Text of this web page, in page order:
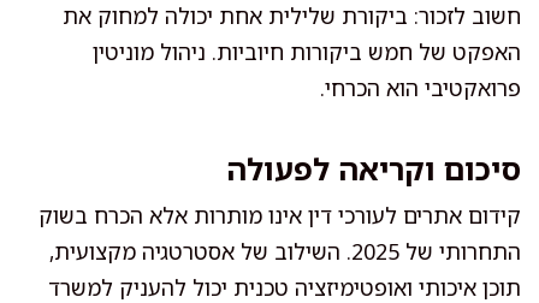
חשוב לזכור: ביקורת שלילית אחת יכולה למחוק את
האפקט של חמש ביקורות חיוביות. ניהול מוניטין
פרואקטיבי הוא הכרחי.
סיכום וקריאה לפעולה
קידום אתרים לעורכי דין אינו מותרות אלא הכרח בשוק
התחרותי של 2025. השילוב של אסטרטגיה מקצועית,
תוכן איכותי ואופטימיזציה טכנית יכול להעניק למשרד